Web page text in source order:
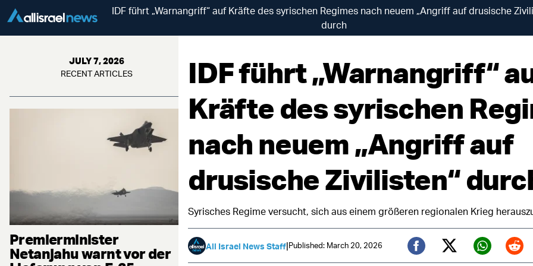
IDF führt „Warnangriff“ auf Kräfte des syrischen Regimes nach neuem „Angriff auf drusische
durch
JULY 7, 2026
RECENT ARTICLES
Premierminister
Netanjahu warnt vor der
IDF führt „Warnangriff“
Kräfte des syrischen
nach neuem „Angriff auf
drusische Zivilisten“
Syrisches Regime versucht, sich aus einem größeren regionalen Krieg
All Israel News Staff|Published: March 20, 2026
Twitter (X)